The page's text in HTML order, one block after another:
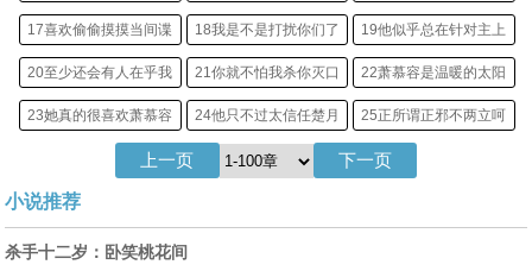
17喜欢偷偷摸摸当间谍 18我是不是打扰你们了 19他似乎总在针对主上
20至少还会有人在乎我 21你就不怕我杀你灭口 22萧慕容是温暖的太阳
23她真的很喜欢萧慕容 24他只不过太信任楚月 25正所谓正邪不两立呵
26我从来没有杀过人的 27你有什么资格威胁我 28我诅咒他们不得善终
29怎样让人永远记住你
32想分分钟扑倒九歌黎
上一页 下一页
小说推荐
杀手十二岁：卧笑桃花间